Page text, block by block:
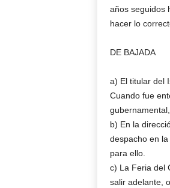
años seguidos
hacer lo
DE BAJADA
a) El titular del
Cuando fue
b) En la
despacho en
para ello.
c) La Feria del
salir adelante,